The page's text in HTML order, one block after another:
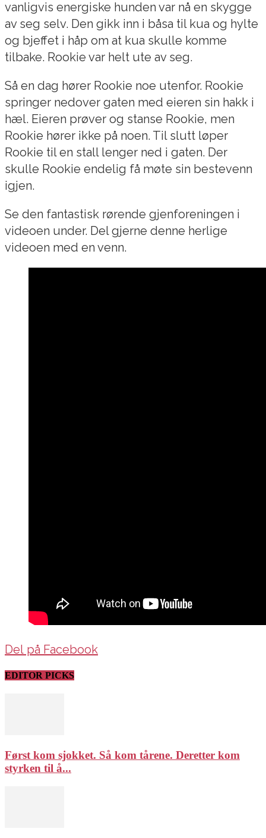
vanligvis energiske hunden var nå en skygge
av seg selv. Den gikk inn i båsa til kua og hylte
og bjeffet i håp om at kua skulle komme
tilbake. Rookie var helt ute av seg.
Så en dag hører Rookie noe utenfor. Rookie
springer nedover gaten med eieren sin hakk i
hæl. Eieren prøver og stanse Rookie, men
Rookie hører ikke på noen. Til slutt løper
Rookie til en stall lenger ned i gaten. Der
skulle Rookie endelig få møte sin bestevenn
igjen.
Se den fantastisk rørende gjenforeningen i
videoen under. Del gjerne denne herlige
videoen med en venn.
Del på Facebook
EDITOR PICKS
Først kom sjokket. Så kom tårene. Deretter kom
styrken til å...